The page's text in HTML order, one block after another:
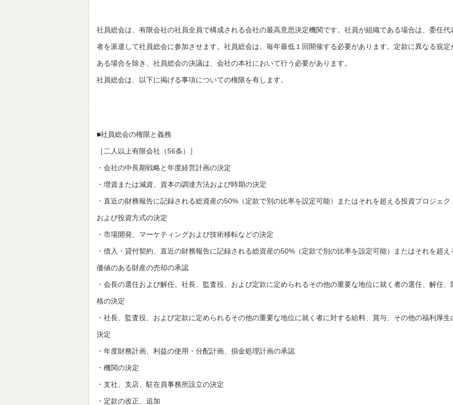
社員総会は、有限会社の社員全員で構成される会社の最高意思決定機関です。社員が組織である場合は、委任代
者を派遣して社員総会に参加させます。社員総会は、毎年最低１回開催する必要があります。定款に異なる規定
ある場合を除き、社員総会の決議は、会社の本社において行う必要があります。
社員総会は、以下に掲げる事項についての権限を有します。
■社員総会の権限と義務
［二人以上有限会社（56条）］
・会社の中長期戦略と年度経営計画の決定
・増資または減資、資本の調達方法および時期の決定
・直近の財務報告に記録される総資産の50%（定款で別の比率を設定可能）またはそれを超える投資プロジェク
および投資方式の決定
・市場開発、マーケティングおよび技術移転などの決定
・借入・貸付契約、直近の財務報告に記録される総資産の50%（定款で別の比率を設定可能）またはそれを超え
価値のある財産の売却の承認
・会長の選任および解任。社長、監査役、および定款に定められるその他の重要な地位に就く者の選任、解任、
格の決定
・社長、監査役、および定款に定められるその他の重要な地位に就く者に対する給料、賞与、その他の福利厚生
決定
・年度財務計画、利益の使用・分配計画、損金処理計画の承認
・機関の決定
・支社、支店、駐在員事務所設立の決定
・定款の改正、追加